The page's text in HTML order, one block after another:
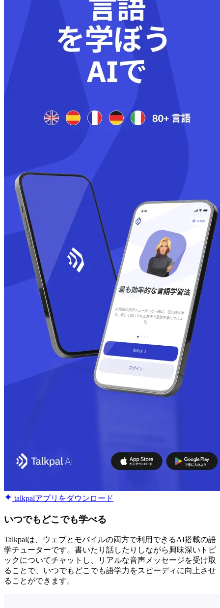
talkpalアプリをダウンロード
いつでもどこでも学べる
Talkpalは、ウェブとモバイルの両方で利用できるAI搭載の語
学チューターです。書いたり話したりしながら興味深いトピ
ックについてチャットし、リアルな音声メッセージを受け取
ることで、いつでもどこでも語学力をスピーディに向上させ
ることができます。